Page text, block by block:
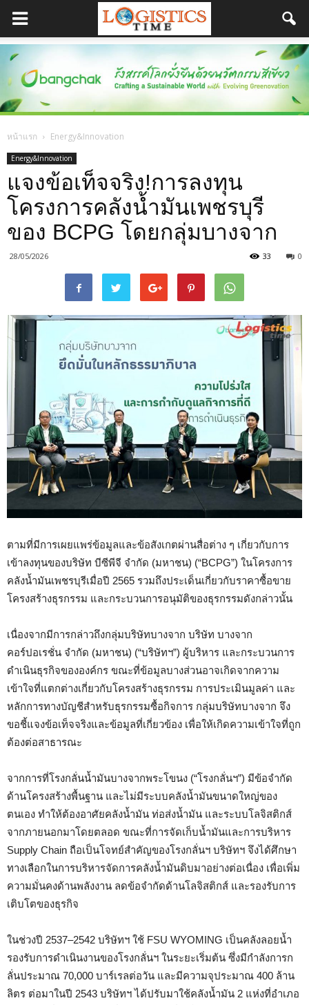
หน้าแรก Energy&Innovation
Energy&Innovation
แจงข้อเท็จจริง!การลงทุน
โครงการคลังน้ำมันเพชรบุรี
ของ BCPG โดยกลุ่มบางจาก
28/05/2026 0
33
ตามที่มีการเผยแพร่ข้อมูลและข้อสังเกตผ่านสื่อต่าง ๆ เกี่ยวกับการ
เข้าลงทุนของบริษัท บีซีพีจี จำกัด (มหาชน) (“BCPG”) ในโครงการ
คลังน้ำมันเพชรบุรีเมื่อปี 2565 รวมถึงประเด็นเกี่ยวกับราคาซื้อขาย
โครงสร้างธุรกรรม และกระบวนการอนุมัติของธุรกรรมดังกล่าวนั้น
เนื่องจากมีการกล่าวถึงกลุ่มบริษัทบางจาก บริษัท บางจาก
คอร์ปอเรชั่น จำกัด (มหาชน) (“บริษัทฯ”) ผู้บริหาร และกระบวนการ
ดำเนินธุรกิจขององค์กร ขณะที่ข้อมูลบางส่วนอาจเกิดจากความ
เข้าใจที่แตกต่างเกี่ยวกับโครงสร้างธุรกรรม การประเมินมูลค่า และ
หลักการทางบัญชีสำหรับธุรกรรมซื้อกิจการ กลุ่มบริษัทบางจาก จึง
ขอชี้แจงข้อเท็จจริงและข้อมูลที่เกี่ยวข้อง เพื่อให้เกิดความเข้าใจที่ถูก
ต้องต่อสาธารณะ
จากการที่โรงกลั่นน้ำมันบางจากพระโขนง (“โรงกลั่นฯ”) มีข้อจำกัด
ด้านโครงสร้างพื้นฐาน และไม่มีระบบคลังน้ำมันขนาดใหญ่ของ
ตนเอง ทำให้ต้องอาศัยคลังน้ำมัน ท่อส่งน้ำมัน และระบบโลจิสติกส์
จากภายนอกมาโดยตลอด ขณะที่การจัดเก็บน้ำมันและการบริหาร
Supply Chain ถือเป็นโจทย์สำคัญของโรงกลั่นฯ บริษัทฯ จึงได้ศึกษา
ทางเลือกในการบริหารจัดการคลังน้ำมันดิบมาอย่างต่อเนื่อง เพื่อเพิ่ม
ความมั่นคงด้านพลังงาน ลดข้อจำกัดด้านโลจิสติกส์ และรองรับการ
เติบโตของธุรกิจ
ในช่วงปี 2537–2542 บริษัทฯ ใช้ FSU WYOMING เป็นคลังลอยน้ำ
รองรับการดำเนินงานของโรงกลั่นฯ ในระยะเริ่มต้น ซึ่งมีกำลังการก
ลั่นประมาณ 70,000 บาร์เรลต่อวัน และมีความจุประมาณ 400 ล้าน
ลิตร ต่อมาในปี 2543 บริษัทฯ ได้ปรับมาใช้คลังน้ำมัน 2 แห่งที่อำเภอ